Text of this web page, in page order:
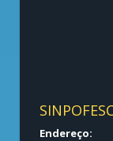
Endereço: